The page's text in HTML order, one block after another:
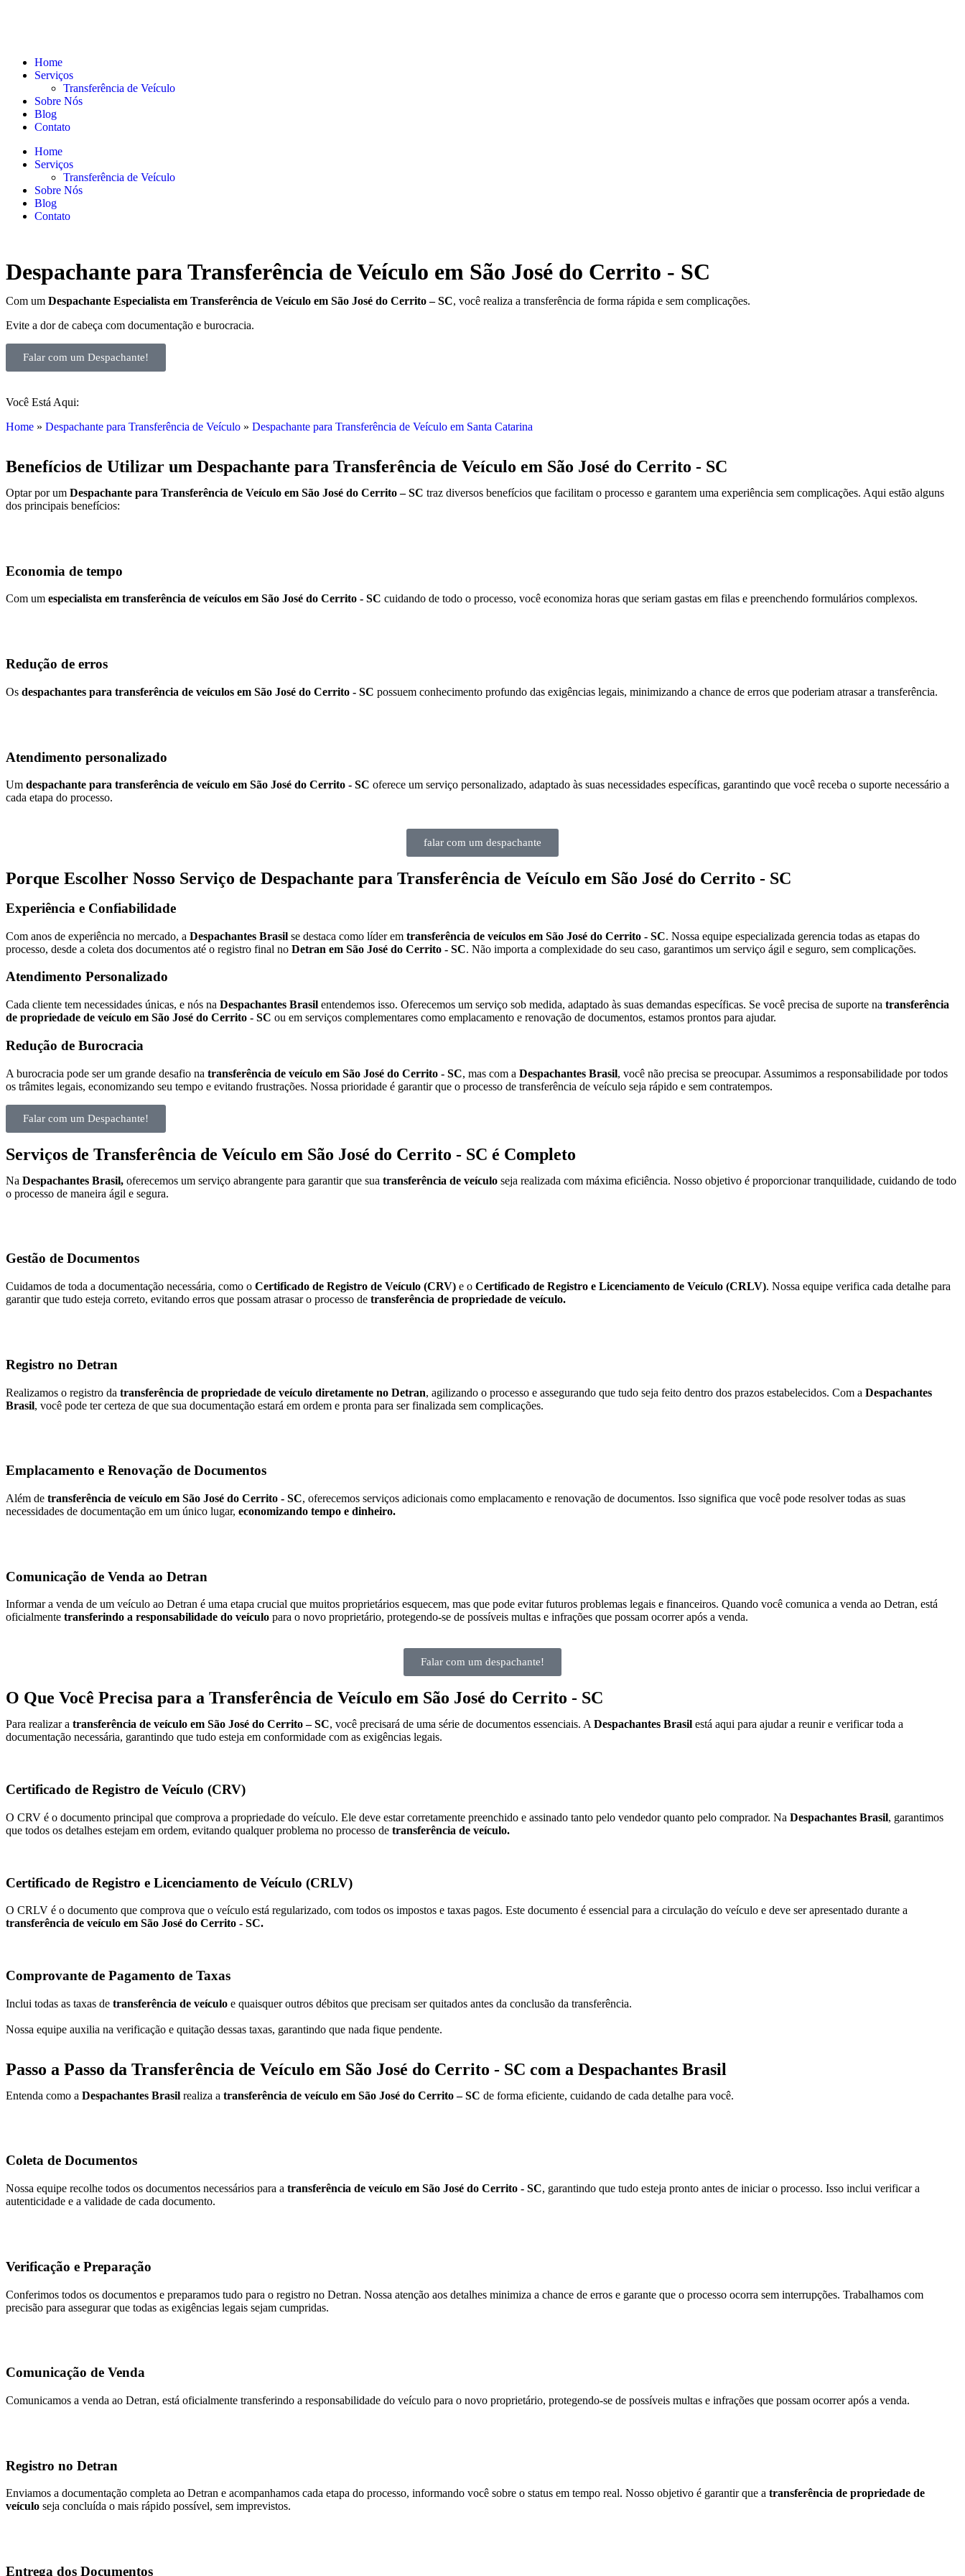
Home
Serviços
Transferência de Veículo
Sobre Nós
Blog
Contato
Home
Serviços
Transferência de Veículo
Sobre Nós
Blog
Contato
Despachante para Transferência de Veículo em São José do Cerrito - SC
Com um Despachante Especialista em Transferência de Veículo em São José do Cerrito – SC, você realiza a transferência de forma rápida e sem complicações.
Evite a dor de cabeça com documentação e burocracia.
Falar com um Despachante!
Você Está Aqui:
Home » Despachante para Transferência de Veículo » Despachante para Transferência de Veículo em Santa Catarina
Benefícios de Utilizar um Despachante para Transferência de Veículo em São José do Cerrito - SC
Optar por um Despachante para Transferência de Veículo em São José do Cerrito – SC traz diversos benefícios que facilitam o processo e garantem uma experiência sem complicações. Aqui estão alguns
dos principais benefícios:
Economia de tempo
Com um especialista em transferência de veículos em São José do Cerrito - SC cuidando de todo o processo, você economiza horas que seriam gastas em filas e preenchendo formulários complexos.
Redução de erros
Os despachantes para transferência de veículos em São José do Cerrito - SC possuem conhecimento profundo das exigências legais, minimizando a chance de erros que poderiam atrasar a transferência.
Atendimento personalizado
Um despachante para transferência de veículo em São José do Cerrito - SC oferece um serviço personalizado, adaptado às suas necessidades específicas, garantindo que você receba o suporte necessário a
cada etapa do processo.
falar com um despachante
Porque Escolher Nosso Serviço de Despachante para Transferência de Veículo em São José do Cerrito - SC
Experiência e Confiabilidade
Com anos de experiência no mercado, a Despachantes Brasil se destaca como líder em transferência de veículos em São José do Cerrito - SC. Nossa equipe especializada gerencia todas as etapas do
processo, desde a coleta dos documentos até o registro final no Detran em São José do Cerrito - SC. Não importa a complexidade do seu caso, garantimos um serviço ágil e seguro, sem complicações.
Atendimento Personalizado
Cada cliente tem necessidades únicas, e nós na Despachantes Brasil entendemos isso. Oferecemos um serviço sob medida, adaptado às suas demandas específicas. Se você precisa de suporte na transferência
de propriedade de veículo em São José do Cerrito - SC ou em serviços complementares como emplacamento e renovação de documentos, estamos prontos para ajudar.
Redução de Burocracia
A burocracia pode ser um grande desafio na transferência de veículo em São José do Cerrito - SC, mas com a Despachantes Brasil, você não precisa se preocupar. Assumimos a responsabilidade por todos
os trâmites legais, economizando seu tempo e evitando frustrações. Nossa prioridade é garantir que o processo de transferência de veículo seja rápido e sem contratempos.
Falar com um Despachante!
Serviços de Transferência de Veículo em São José do Cerrito - SC é Completo
Na Despachantes Brasil, oferecemos um serviço abrangente para garantir que sua transferência de veículo seja realizada com máxima eficiência. Nosso objetivo é proporcionar tranquilidade, cuidando de todo
o processo de maneira ágil e segura.
Gestão de Documentos
Cuidamos de toda a documentação necessária, como o Certificado de Registro de Veículo (CRV) e o Certificado de Registro e Licenciamento de Veículo (CRLV). Nossa equipe verifica cada detalhe para
garantir que tudo esteja correto, evitando erros que possam atrasar o processo de transferência de propriedade de veículo.
Registro no Detran
Realizamos o registro da transferência de propriedade de veículo diretamente no Detran, agilizando o processo e assegurando que tudo seja feito dentro dos prazos estabelecidos. Com a Despachantes
Brasil, você pode ter certeza de que sua documentação estará em ordem e pronta para ser finalizada sem complicações.
Emplacamento e Renovação de Documentos
Além de transferência de veículo em São José do Cerrito - SC, oferecemos serviços adicionais como emplacamento e renovação de documentos. Isso significa que você pode resolver todas as suas
necessidades de documentação em um único lugar, economizando tempo e dinheiro.
Comunicação de Venda ao Detran
Informar a venda de um veículo ao Detran é uma etapa crucial que muitos proprietários esquecem, mas que pode evitar futuros problemas legais e financeiros. Quando você comunica a venda ao Detran, está
oficialmente transferindo a responsabilidade do veículo para o novo proprietário, protegendo-se de possíveis multas e infrações que possam ocorrer após a venda.
Falar com um despachante!
O Que Você Precisa para a Transferência de Veículo em São José do Cerrito - SC
Para realizar a transferência de veículo em São José do Cerrito – SC, você precisará de uma série de documentos essenciais. A Despachantes Brasil está aqui para ajudar a reunir e verificar toda a
documentação necessária, garantindo que tudo esteja em conformidade com as exigências legais.
Certificado de Registro de Veículo (CRV)
O CRV é o documento principal que comprova a propriedade do veículo. Ele deve estar corretamente preenchido e assinado tanto pelo vendedor quanto pelo comprador. Na Despachantes Brasil, garantimos
que todos os detalhes estejam em ordem, evitando qualquer problema no processo de transferência de veículo.
Certificado de Registro e Licenciamento de Veículo (CRLV)
O CRLV é o documento que comprova que o veículo está regularizado, com todos os impostos e taxas pagos. Este documento é essencial para a circulação do veículo e deve ser apresentado durante a
transferência de veículo em São José do Cerrito - SC.
Comprovante de Pagamento de Taxas
Inclui todas as taxas de transferência de veículo e quaisquer outros débitos que precisam ser quitados antes da conclusão da transferência.
Nossa equipe auxilia na verificação e quitação dessas taxas, garantindo que nada fique pendente.
Passo a Passo da Transferência de Veículo em São José do Cerrito - SC com a Despachantes Brasil
Entenda como a Despachantes Brasil realiza a transferência de veículo em São José do Cerrito – SC de forma eficiente, cuidando de cada detalhe para você.
Coleta de Documentos
Nossa equipe recolhe todos os documentos necessários para a transferência de veículo em São José do Cerrito - SC, garantindo que tudo esteja pronto antes de iniciar o processo. Isso inclui verificar a
autenticidade e a validade de cada documento.
Verificação e Preparação
Conferimos todos os documentos e preparamos tudo para o registro no Detran. Nossa atenção aos detalhes minimiza a chance de erros e garante que o processo ocorra sem interrupções. Trabalhamos com
precisão para assegurar que todas as exigências legais sejam cumpridas.
Comunicação de Venda
Comunicamos a venda ao Detran, está oficialmente transferindo a responsabilidade do veículo para o novo proprietário, protegendo-se de possíveis multas e infrações que possam ocorrer após a venda.
Registro no Detran
Enviamos a documentação completa ao Detran e acompanhamos cada etapa do processo, informando você sobre o status em tempo real. Nosso objetivo é garantir que a transferência de propriedade de
veículo seja concluída o mais rápido possível, sem imprevistos.
Entrega dos Documentos